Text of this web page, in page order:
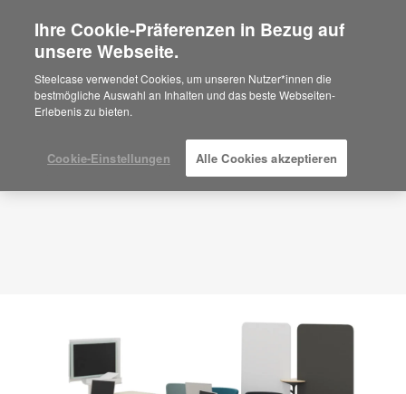
Are you in United States?
Would you like to see Products we sell in
your region?
Americas
Español
Planungsidee
ID: DP7WC4HT
Ihre Cookie-Präferenzen in Bezug auf
unsere Webseite.
Steelcase verwendet Cookies, um unseren Nutzer*innen die
bestmögliche Auswahl an Inhalten und das beste Webseiten-
Erlebenis zu bieten.
Cookie-Einstellungen Alle Cookies akzeptieren